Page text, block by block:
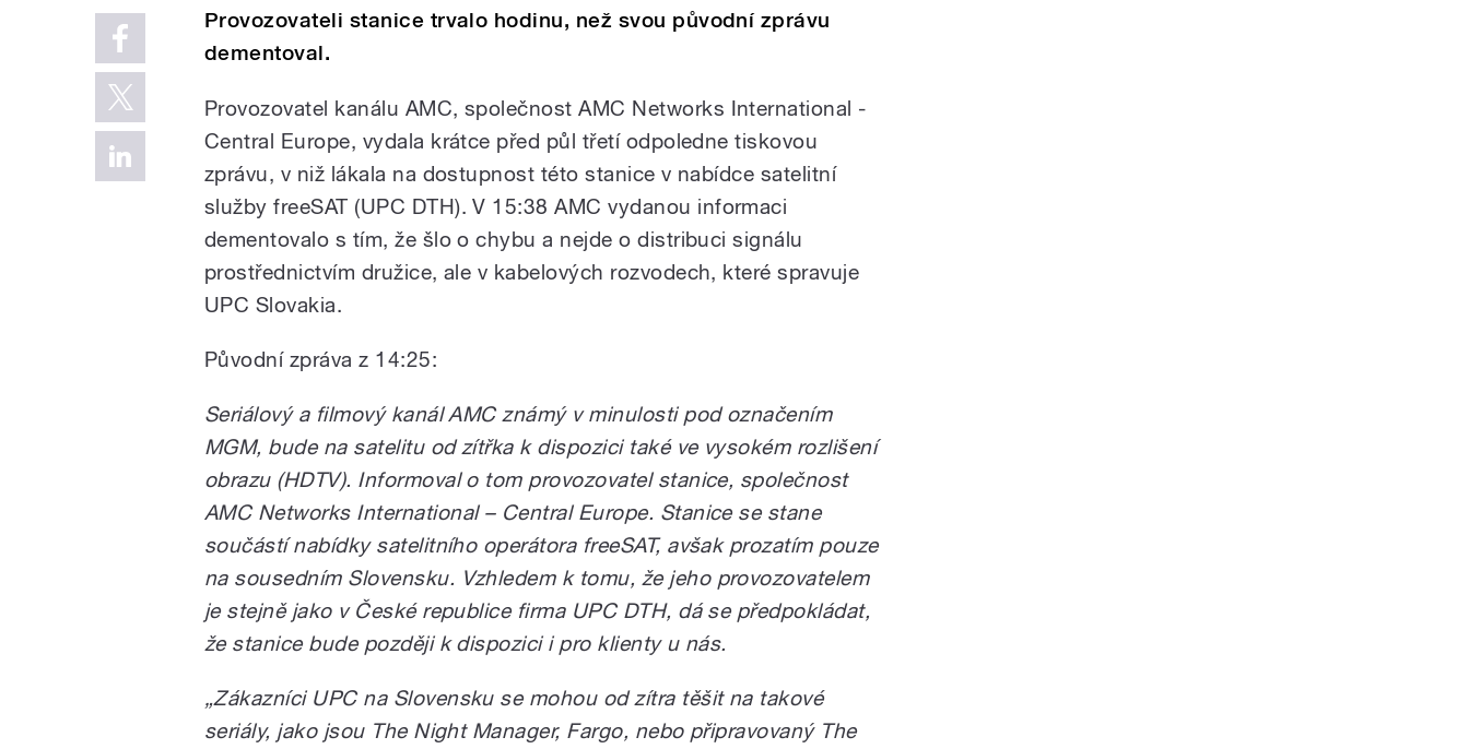
Provozovateli stanice trvalo hodinu, než svou původní zprávu
dementoval.
Provozovatel kanálu AMC, společnost AMC Networks International -
Central Europe, vydala krátce před půl třetí odpoledne tiskovou
zprávu, v niž lákala na dostupnost této stanice v nabídce satelitní
služby freeSAT (UPC DTH). V 15:38 AMC vydanou informaci
dementovalo s tím, že šlo o chybu a nejde o distribuci signálu
prostřednictvím družice, ale v kabelových rozvodech, které spravuje
UPC Slovakia.
Původní zpráva z 14:25:
Seriálový a filmový kanál AMC známý v minulosti pod označením
MGM, bude na satelitu od zítřka k dispozici také ve vysokém rozlišení
obrazu (HDTV). Informoval o tom provozovatel stanice, společnost
AMC Networks International – Central Europe. Stanice se stane
součástí nabídky satelitního operátora freeSAT, avšak prozatím pouze
na sousedním Slovensku. Vzhledem k tomu, že jeho provozovatelem
je stejně jako v České republice firma UPC DTH, dá se předpokládat,
že stanice bude později k dispozici i pro klienty u nás.
„Zákazníci UPC na Slovensku se mohou od zítra těšit na takové
seriály, jako jsou The Night Manager, Fargo, nebo připravovaný The